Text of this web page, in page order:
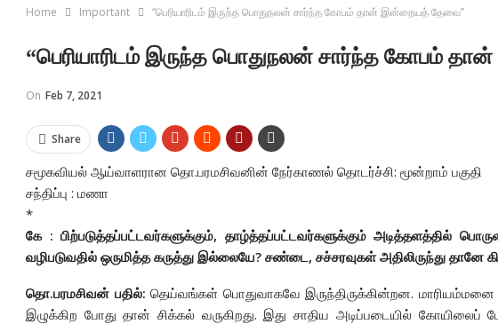
Home Important “பெரியாரிடம் இருந்த பொதுநலன் சார்ந்த கோபம் தான் இன்றையத் தேவை”
“பெரியாரிடம் இருந்த பொதுநலன் சார்ந்த கோபம்
On Feb 7, 2021
Share
சமூகவியல் ஆய்வாளரான தொ.பரமசிவனின் நேர்காணல் தொடர்ச்சி: மூன்றாம் பகுதி
சந்திப்பு : மணா
*
கே : பிற்படுத்தப்பட்டவர்களுக்கும், தாழ்த்தப்பட்டவர்களுக்கும் அடித்தளத்தில்
வழிபடுவதில் ஒருமித்த கருத்து இல்லையே? சண்டை, சச்சரவுகள் அதிலிருந்து தானே
தொ.பரமசிவன் பதில்: தெய்வங்கள் பொதுவாகவே இருந்திருக்கின்றன.
இழுக்கிற போது தான் சிக்கல் வருகிறது. இது சாதிய அடிப்படையில் கோயிலைப்